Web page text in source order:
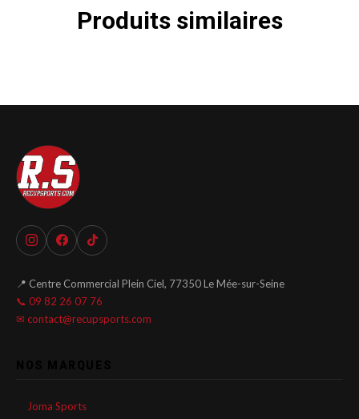
Produits similaires
📍 Centre Commercial Plein Ciel, 77350 Le Mée-sur-Seine
📞 09 82 26 07 76
✉ contact@recupsports.com
Joma Sports